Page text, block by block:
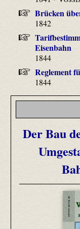
Brücken
1842
Eisenbahn
1844
Reglement
1844
Der Bau